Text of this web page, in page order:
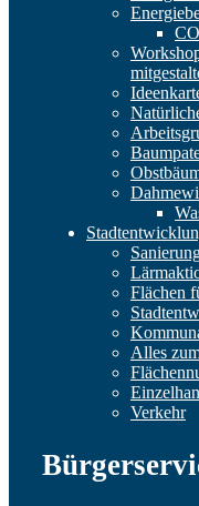
Flächen
Alles
Verkehr